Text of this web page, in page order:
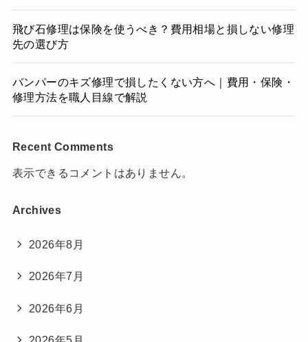
飛び石修理は保険を使うべき？費用相場と損しない修理
先の選び方
バンパーのキズ修理で損したくない方へ｜費用・保険・
修理方法を職人目線で解説
Recent Comments
表示できるコメントはありません。
Archives
2026年8月
2026年7月
2026年6月